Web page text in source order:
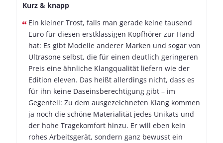
Kurz & knapp
Ein kleiner Trost, falls man gerade keine tausend
Euro für diesen erstklassigen Kopfhörer zur Hand
hat: Es gibt Modelle anderer Marken und sogar von
Ultrasone selbst, die für einen deutlich geringeren
Preis eine ähnliche Klangqualität liefern wie der
Edition eleven. Das heißt allerdings nicht, dass es
für ihn keine Daseinsberechtigung gibt – im
Gegenteil: Zu dem ausgezeichneten Klang kommen
ja noch die schöne Materialität jedes Unikats und
der hohe Tragekomfort hinzu. Er will eben kein
rohes Arbeitsgerät, sondern ganz bewusst ein